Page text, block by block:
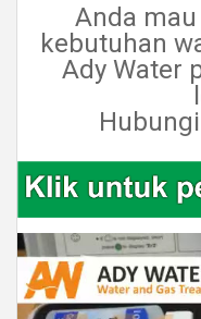
Anda
kebutuhan
Ady Water